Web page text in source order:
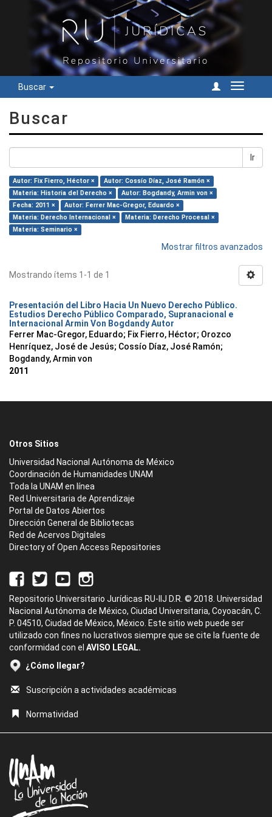
Buscar
Cambiar
Buscar
Ir
Autor: Fix Fierro, Héctor ×
Autor: Cossío Díaz, José Ramón ×
Materia: Historia del Derecho ×
Autor: Bogdandy, Armin von ×
Fecha: 2011 ×
Autor: Ferrer Mac-Gregor, Eduardo ×
Materia: Derecho Internacional ×
Materia: Derecho Procesal ×
Materia: Seminario ×
Mostrar filtros avanzados
Mostrando ítems 1-1 de 1
Presentación del Libro Hacia Un Nuevo Derecho Público.
Estudios Derecho Público Comparado, Supranacional e
Internacional Armin Von Bogdandy Autor
Ferrer Mac-Gregor, Eduardo; Fix Fierro, Héctor; Orozco
Henríquez, José de Jesús; Cossío Díaz, José Ramón;
Bogdandy, Armin von
2011
Otros Sitios
Universidad Nacional Autónoma de México
Coordinación de Humanidades UNAM
Toda la UNAM en línea
Red Universitaria de Aprendizaje
Portal de Datos Abiertos
Dirección General de Bibliotecas
Red de Acervos Digitales
Directory of Open Access Repositories
Repositorio Universitario Jurídicas RU-IIJ D.R. © 2018. Universidad
Nacional Autónoma de México, Ciudad Universitaria, Coyoacán, C.
P. 04510, Ciudad de México, México. Este sitio web puede ser
utilizado con fines no lucrativos siempre que se cite la fuente de
conformidad con el AVISO LEGAL.
¿Cómo llegar?
Suscripción a actividades académicas
Normatividad